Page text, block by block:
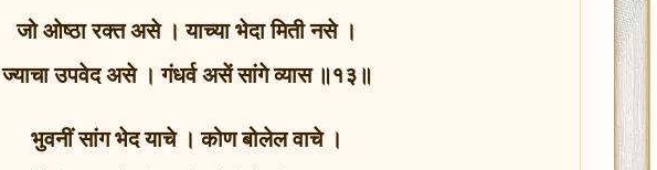
जो ओष्ठा रक्त असे । याच्या भेदा मिती नसे ।
ज्याचा उपवेद असे । गंधर्व असें सांगे व्यास ॥१३॥
भुवनीं सांग भेद याचे । कोण बोलेल वाचे ।